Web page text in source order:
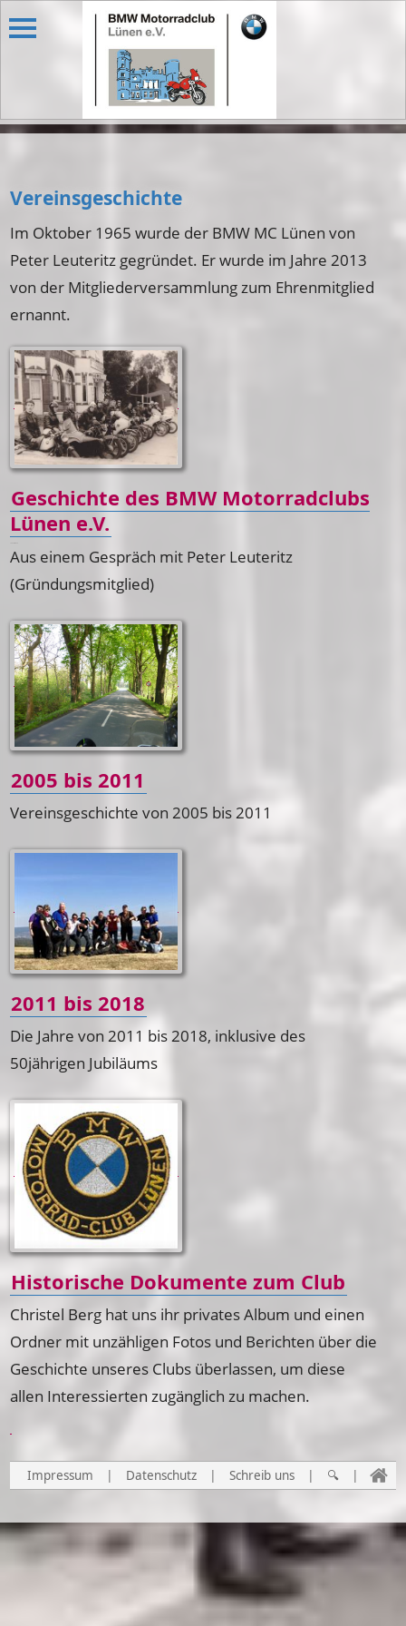
Vereinsgeschichte
Im Oktober 1965 wurde der BMW MC Lünen von
Peter Leuteritz gegründet. Er wurde im Jahre 2013
von der Mitgliederversammlung zum Ehrenmitglied
ernannt.
Geschichte des BMW Motorradclubs
Lünen e.V.
Aus einem Gespräch mit Peter Leuteritz
(Gründungsmitglied)
2005 bis 2011
Vereinsgeschichte von 2005 bis 2011
2011 bis 2018
Die Jahre von 2011 bis 2018, inklusive des
50jährigen Jubiläums
Historische Dokumente zum Club
Christel Berg hat uns ihr privates Album und einen
Ordner mit unzähligen Fotos und Berichten über die
Geschichte unseres Clubs überlassen, um diese
allen Interessierten zugänglich zu machen.
Impressum | Datenschutz | Schreib uns | 🔍 |